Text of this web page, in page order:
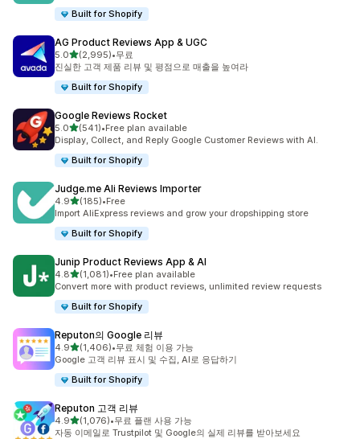
Built for Shopify
AG Product Reviews App & UGC
5.0별 5개 중
(2,995)
총 리뷰 2995개
•무료
진실한 고객 제품 리뷰 및 평점으로 매출을 높여라
Built for Shopify
Google Reviews Rocket
5.0별 5개 중
(541)
총 리뷰 541개
•Free plan available
Display, Collect, and Reply Google Customer Reviews with AI.
Built for Shopify
Judge.me Ali Reviews Importer
4.9별 5개 중
(185)
총 리뷰 185개
•Free
Import AliExpress reviews and grow your dropshipping store
Built for Shopify
Junip Product Reviews App & AI
4.8별 5개 중
(1,081)
총 리뷰 1081개
•Free plan available
Convert more with product reviews, unlimited review requests
Built for Shopify
Reputon의 Google 리뷰
4.9별 5개 중
(1,406)
총 리뷰 1406개
•무료 체험 이용 가능
Google 고객 리뷰 표시 및 수집, AI로 응답하기
Built for Shopify
Reputon 고객 리뷰
4.9별 5개 중
(1,076)
총 리뷰 1076개
•무료 플랜 사용 가능
자동 이메일로 Trustpilot 및 Google의 실제 리뷰를 받아보세요